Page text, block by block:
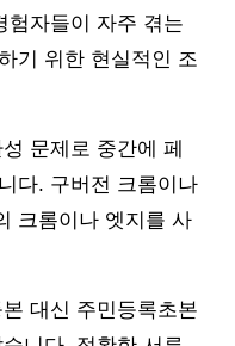
험자들이 자주 겪는
기 위한 현실적인 조
문제로 중간에 페
다. 구버전 크롬이나
크롬이나 엣지를 사
대신 주민등록초본